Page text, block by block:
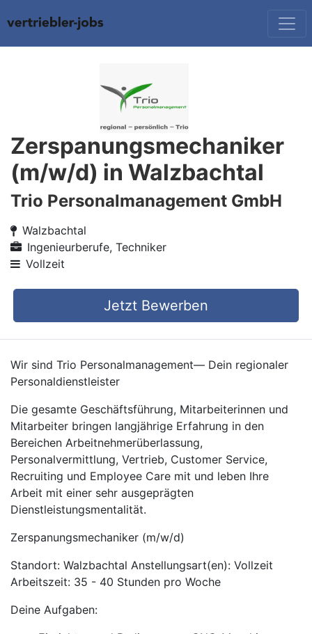
Zerspanungsmechaniker
(m/w/d) in Walzbachtal
Trio Personalmanagement GmbH
Walzbachtal
Ingenieurberufe, Techniker
Vollzeit
Jetzt Bewerben
Wir sind Trio Personalmanagement— Dein regionaler
Personaldienstleister
Die gesamte Geschäftsführung, Mitarbeiterinnen und
Mitarbeiter bringen langjährige Erfahrung in den
Bereichen Arbeitnehmerüberlassung,
Personalvermittlung, Vertrieb, Customer Service,
Recruiting und Employee Care mit und leben Ihre
Arbeit mit einer sehr ausgeprägten
Dienstleistungsmentalität.
Zerspanungsmechaniker (m/w/d)
Standort: Walzbachtal Anstellungsart(en): Vollzeit
Arbeitszeit: 35 - 40 Stunden pro Woche
Deine Aufgaben: